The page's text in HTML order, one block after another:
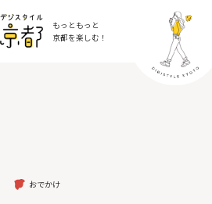
もっともっと
京都を楽しむ！
おでかけ